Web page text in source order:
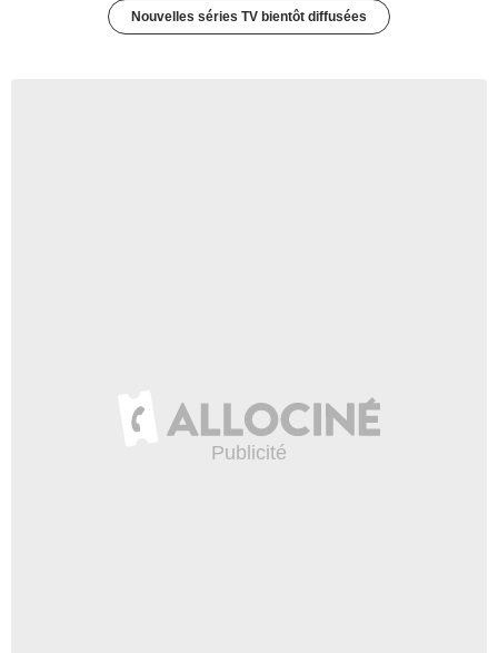
Nouvelles séries TV bientôt diffusées